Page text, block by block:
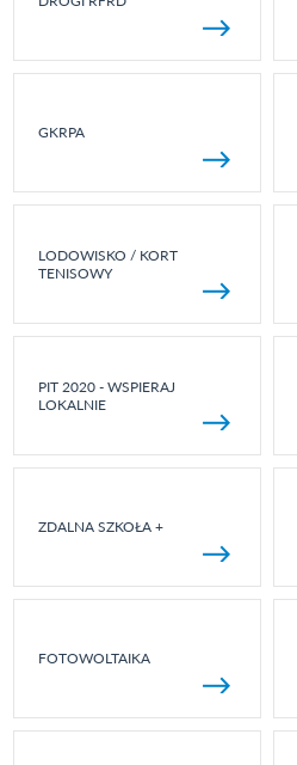
GKRPA
LODOWISKO / KORT
TENISOWY
PIT 2020 - WSPIERAJ
LOKALNIE
ZDALNA SZKOŁA +
FOTOWOLTAIKA